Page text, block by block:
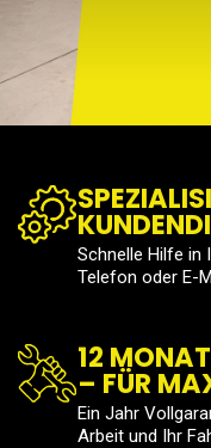
Schnelle Hilfe in
Telefon oder E-
12
– FÜR
Ein Jahr
Arbeit und Ihr